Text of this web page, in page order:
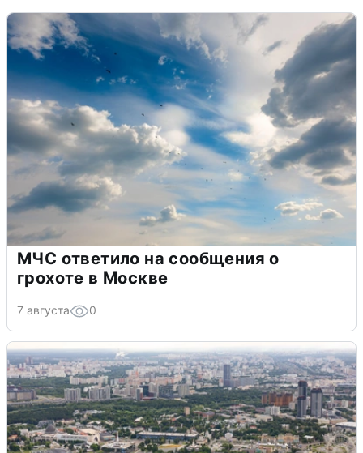
МЧС ответило на сообщения о
грохоте в Москве
7 августа 0